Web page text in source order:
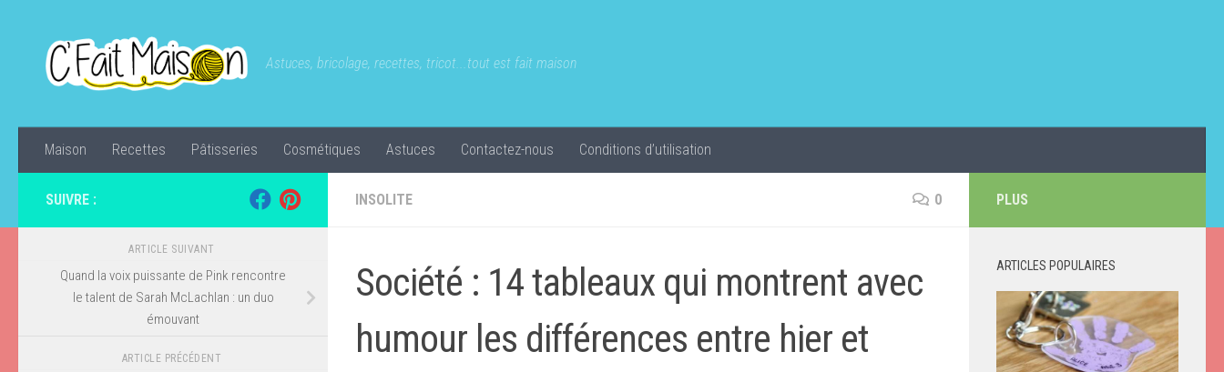
Astuces, bricolage, recettes, tricot...tout est fait maison
Maison Recettes Pâtisseries Cosmétiques Astuces Contactez-nous Conditions d’utilisation
INSOLITE 0
Société : 14 tableaux qui montrent avec
humour les différences entre hier et
SUIVRE :
ARTICLE SUIVANT
Quand la voix puissante de Pink rencontre
le talent de Sarah McLachlan : un duo
émouvant
ARTICLE PRÉCÉDENT
PLUS
ARTICLES POPULAIRES